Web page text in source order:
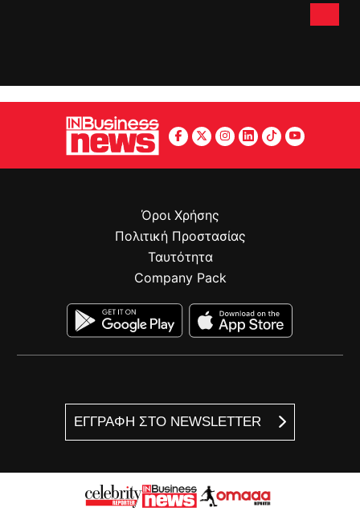
ΕΓΓΡΑΦΗ ΣΤΟ NEWSLETTER
Όροι Χρήσης
Πολιτική Προστασίας
Ταυτότητα
Company Pack